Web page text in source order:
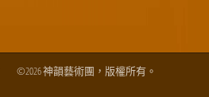
©2026 神韻藝術團，版權所有。